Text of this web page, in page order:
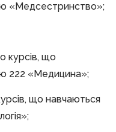
«Медсестринство»;
курсів, що
222 «Медицина»;
що навчаються